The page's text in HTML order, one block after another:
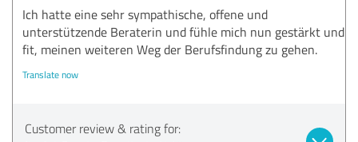
Ich hatte eine sehr sympathische, offene und
unterstützende Beraterin und fühle mich nun gestärkt und
fit, meinen weiteren Weg der Berufsfindung zu gehen.
Translate now
Customer review & rating for: